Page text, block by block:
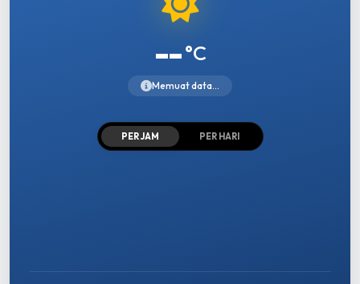
--°C
Memuat data...
PER JAM PER HARI